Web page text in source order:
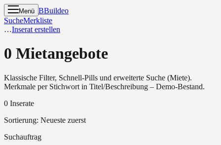
Menü BBuildeo
SucheMerkliste
…Inserat erstellen
0 Mietangebote
Klassische Filter, Schnell-Pills und erweiterte Suche (Miete).
Merkmale per Stichwort in Titel/Beschreibung – Demo-Bestand.
0 Inserate
Sortierung: Neueste zuerst
Suchauftrag